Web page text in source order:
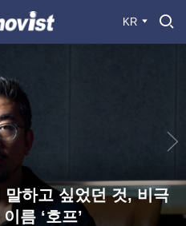
KR
하고 싶었던 것, 비극
름 ‘호프’